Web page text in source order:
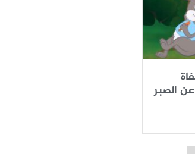
الصبر